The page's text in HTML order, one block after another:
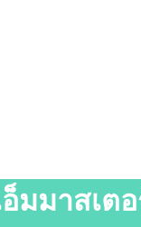
มาสเต